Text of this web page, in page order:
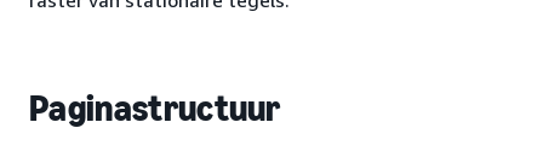
Paginastructuur